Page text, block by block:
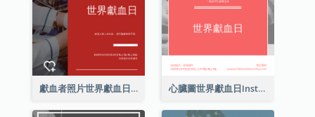
獻血者照片世界獻血日Instagram帖子 心臟圖世界獻血日Instagram帖子